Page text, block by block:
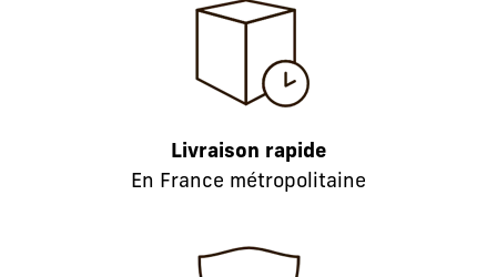
Livraison rapide
En France métropolitaine